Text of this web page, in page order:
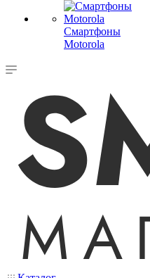
Смартфоны
Motorola